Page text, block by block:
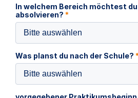
In welchem Bereich möchtest
absolvieren? *
Bitte auswählen
Was planst du nach der Schule? *
Bitte auswählen